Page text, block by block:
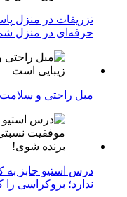
تزریقات در منزل
حرفه‌ای در منزل
مبل راحتی و سلامت
درس استیو جابز به
ندارد؛ بروکراسی را